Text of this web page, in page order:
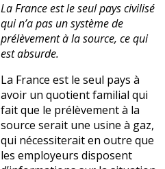
La France est le seul pays civilisé
qui n’a pas un système de
prélèvement à la source, ce qui
est absurde.
La France est le seul pays à
avoir un quotient familial qui
fait que le prélèvement à la
source serait une usine à gaz,
qui nécessiterait en outre que
les employeurs disposent